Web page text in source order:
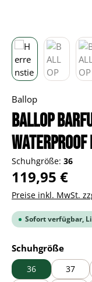
Ballop
BALLOP
Waterproof
Schuhgröße: 36
Regulärer Preis:
119,95 €
Preise inkl. MwSt.
Sofort verfügbar,
Schuhgröße
36 37